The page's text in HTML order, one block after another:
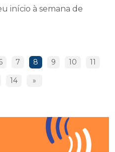
início à semana de
7 8 9 10 11
14 »